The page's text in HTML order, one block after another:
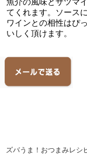
てくれます。ソース
ワインとの相性はぴ
いしく頂けます。
ズバうま！おつまみレシ